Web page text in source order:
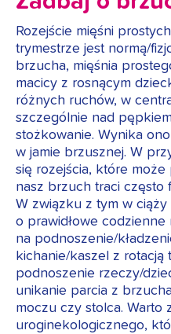
Rozejście mięśni
trymestrze jest normą/
brzucha, mięśnia
macicy z rosnącym
różnych ruchów, w
szczególnie nad
stożkowanie. Wynika
w jamie brzusznej. W
się rozejścia, które
nasz brzuch traci często
W związku z tym w
o prawidłowe
na podnoszenie/
kichanie/kaszel z rotacją
podnoszenie rzeczy/
unikanie parcia z
moczu czy stolca. Warto
uroginekologicznego,